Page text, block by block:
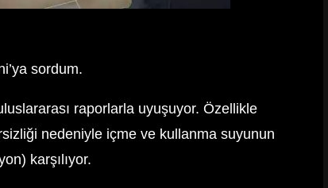
sordum.
raporlarla uyuşuyor. Özellikle
nedeniyle içme ve kullanma suyunun
karşılıyor.